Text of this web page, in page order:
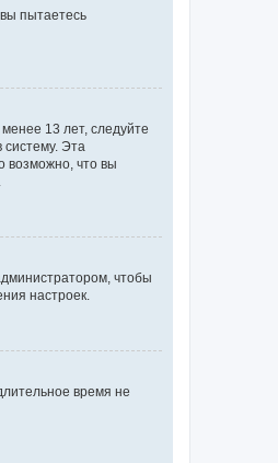
пытаетесь
13 лет, следуйте
Эта
возможно, что вы
чтобы
настроек.
время не